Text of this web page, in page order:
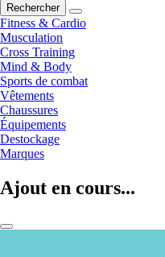
Rechercher
Fitness & Cardio
Musculation
Cross Training
Mind & Body
Sports de combat
Vêtements
Chaussures
Équipements
Destockage
Marques
Ajout en cours...